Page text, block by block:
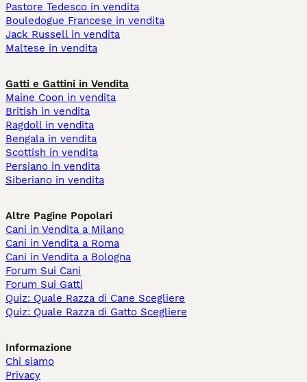
Pastore Tedesco in vendita
Bouledogue Francese in vendita
Jack Russell in vendita
Maltese in vendita
Gatti e Gattini in Vendita
Maine Coon in vendita
British in vendita
Ragdoll in vendita
Bengala in vendita
Scottish in vendita
Persiano in vendita
Siberiano in vendita
Altre Pagine Popolari
Cani in Vendita a Milano
Cani in Vendita a Roma
Cani in Vendita a Bologna
Forum Sui Cani
Forum Sui Gatti
Quiz: Quale Razza di Cane Scegliere
Quiz: Quale Razza di Gatto Scegliere
Informazione
Chi siamo
Privacy